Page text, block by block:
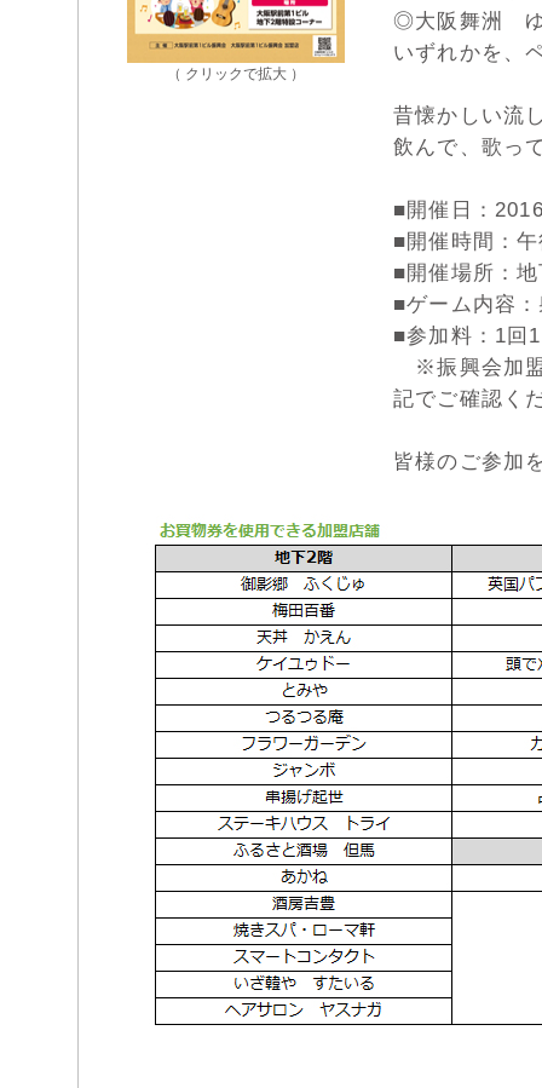
（ クリックで拡大 ）
◎大阪舞洲
いずれかを、
昔懐かしい流
飲んで、歌っ
■開催日：
■開催時間：
■開催場所：
■ゲーム内容
■参加料：1回
※振興会加盟
記でご確認く
皆様のご参加